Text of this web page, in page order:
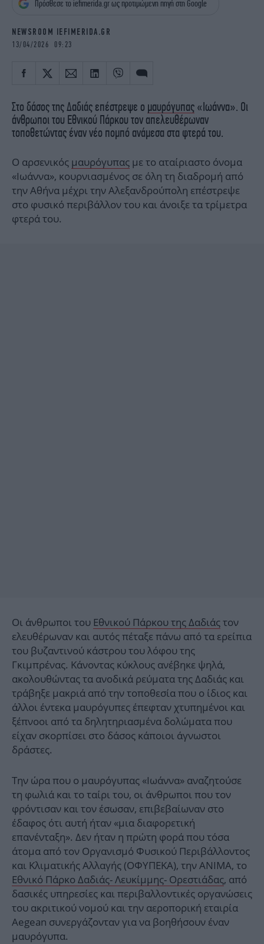
iBOOKS
ΖΩΔΙΑ
MEDIA
NEWSLETTER
Πρόσθεσε το iefimerida.gr ως προτιμώμενη πηγή στη Google
NEWSROOM IEFIMERIDA.GR
13/04/2026 09:23
Στο δάσος της Δαδιάς επέστρεψε ο μαυρόγυπας «Ιωάννα». Οι
άνθρωποι του Εθνικού Πάρκου τον απελευθέρωναν
τοποθετώντας έναν νέο πομπό ανάμεσα στα φτερά του.
Ο αρσενικός μαυρόγυπας με το αταίριαστο όνομα
«Ιωάννα», κουρνιασμένος σε όλη τη διαδρομή από
την Αθήνα μέχρι την Αλεξανδρούπολη επέστρεψε
στο φυσικό περιβάλλον του και άνοιξε τα τρίμετρα
φτερά του.
Οι άνθρωποι του Εθνικού Πάρκου της Δαδιάςτον
ελευθέρωναν και αυτός πέταξε πάνω από τα ερείπια
του βυζαντινού κάστρου του λόφου της
Γκιμπρένας. Κάνοντας κύκλους ανέβηκε ψηλά,
ακολουθώντας τα ανοδικά ρεύματα της Δαδιάς και
τράβηξε μακριά από την τοποθεσία που ο ίδιος και
άλλοι έντεκα μαυρόγυπες έπεφταν χτυπημένοι και
ξέπνοοι από τα δηλητηριασμένα δολώματα που
είχαν σκορπίσει στο δάσος κάποιοι άγνωστοι
δράστες.
Την ώρα που ο μαυρόγυπας «Ιωάννα» αναζητούσε
τη φωλιά και το ταίρι του, οι άνθρωποι που τον
φρόντισαν και τον έσωσαν, επιβεβαίωναν στο
έδαφος ότι αυτή ήταν «μια διαφορετική
επανένταξη». Δεν ήταν η πρώτη φορά που τόσα
άτομα από τον Οργανισμό Φυσικού Περιβάλλοντος
και Κλιματικής Αλλαγής (ΟΦΥΠΕΚΑ), την ΑΝΙΜΑ, το
Εθνικό Πάρκο Δαδιάς- Λευκίμμης- Ορεστιάδας, από
δασικές υπηρεσίες και περιβαλλοντικές οργανώσεις
του ακριτικού νομού και την αεροπορική εταιρία
Aegean συνεργάζονταν για να βοηθήσουν έναν
μαυρόγυπα.